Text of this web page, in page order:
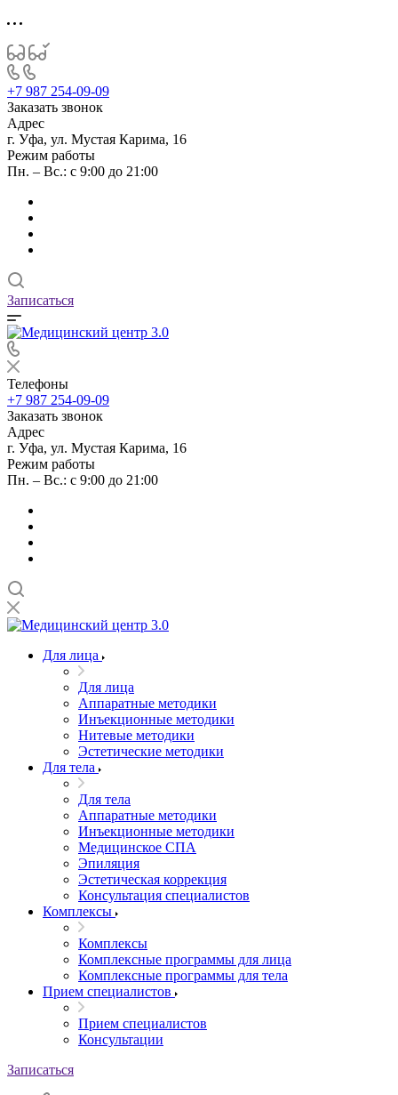
+7 987 254-09-09
Заказать звонок
Адрес
г. Уфа, ул. Мустая Карима, 16
Режим работы
Пн. – Вс.: с 9:00 до 21:00
Записаться
Телефоны
+7 987 254-09-09
Заказать звонок
Адрес
г. Уфа, ул. Мустая Карима, 16
Режим работы
Пн. – Вс.: с 9:00 до 21:00
Для лица
Для лица
Аппаратные методики
Инъекционные методики
Нитевые методики
Эстетические методики
Для тела
Для тела
Аппаратные методики
Инъекционные методики
Медицинское СПА
Эпиляция
Эстетическая коррекция
Консультация специалистов
Комплексы
Комплексы
Комплексные программы для лица
Комплексные программы для тела
Прием специалистов
Прием специалистов
Консультации
Записаться